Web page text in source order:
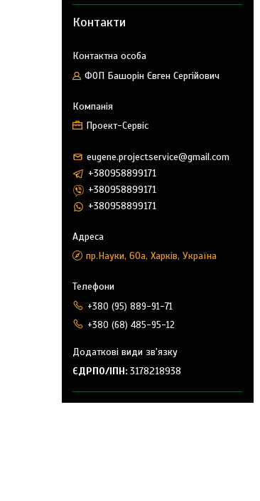
Контакти
ФОП Башорін Євген Сергійович
Проект-Сервіс
eugene.projectservice@gmail.com
+380958899171
+380958899171
+380958899171
пр.Науки, 60а, Харків, Україна
+380 (95) 889-91-71
+380 (68) 485-95-12
ЄДРПО/ІПН 3178218938